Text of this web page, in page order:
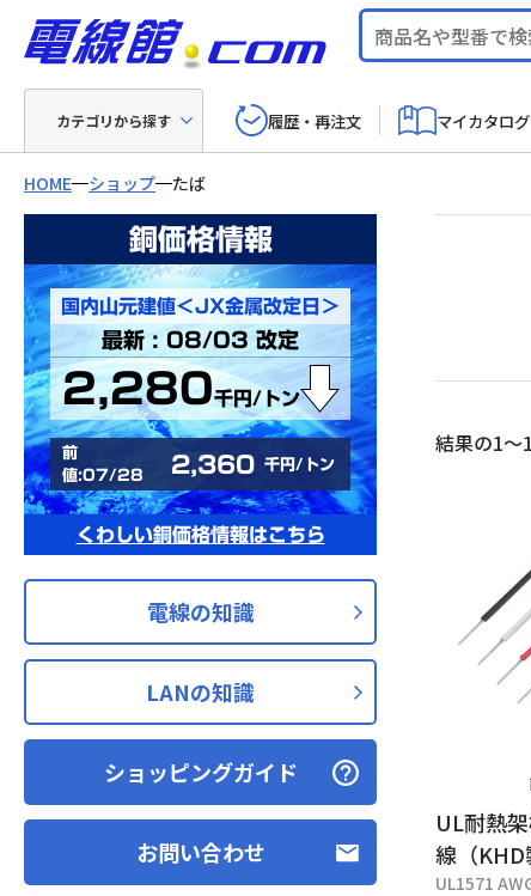
カテゴリから探す 履歴・再注文 マイカタログ
HOME ショップ たば
銅価格情報
国内山元建値＜JX金属改定日＞
最新 : 08/03 改定
2,280千円/トン
前
値:07/28
2,360 千円/トン
くわしい銅価格情報はこちら
電線の知識
LANの知識
ショッピングガイド
お問い合わせ
結果の1～
UL耐熱
線（KHD
UL1571